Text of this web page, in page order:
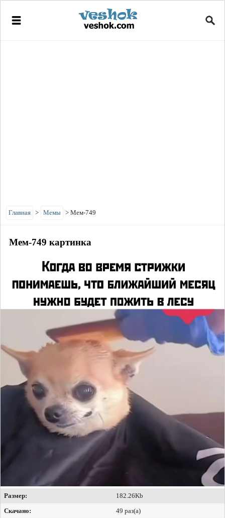
Главная > Мемы > Мем-749
Мем-749 картинка
Размер:
182.26Kb
Скачано:
49 раз(а)